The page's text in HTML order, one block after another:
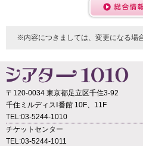
※内容につきましては、変更になる場
〒120-0034 東京都足立区千住3-92
千住ミルディスⅠ番館 10F、11F
TEL:03-5244-1010
チケットセンター
TEL:03-5244-1011